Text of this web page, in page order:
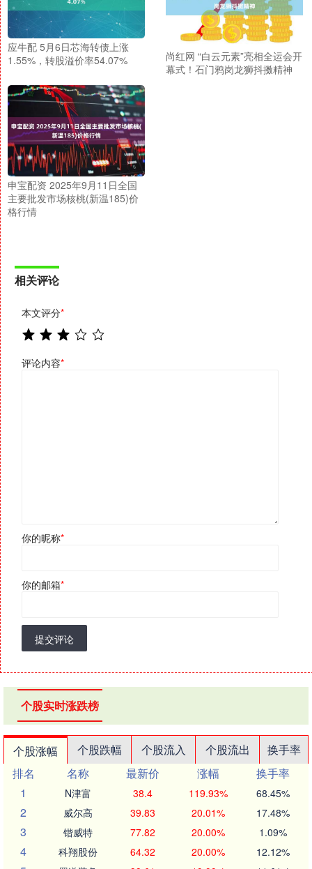
应牛配 5月6日芯海转债上涨
1.55%，转股溢价率54.07%
尚红网 “白云元素”亮相全运会开
幕式！石门鸦岗龙狮抖擞精神
申宝配资 2025年9月11日全国
主要批发市场核桃(新温185)价
格行情
相关评论
本文评分*
评论内容*
你的昵称*
你的邮箱*
提交评论
个股实时涨跌榜
个股涨幅 个股跌幅 个股流入 个股流出
换手率
排名
名称 最新价 涨幅
换手率
1
N津富 38.4 119.93% 68.45%
2 威尔高 39.83 20.01% 17.48%
3 锴威特 77.82 20.00% 1.09%
4 科翔股份 64.32 20.00% 12.12%